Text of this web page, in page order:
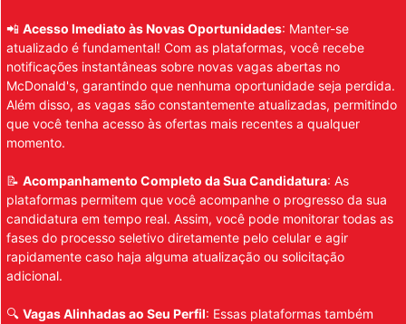
📲 Acesso Imediato às Novas Oportunidades: Manter-se
atualizado é fundamental! Com as plataformas, você recebe
notificações instantâneas sobre novas vagas abertas no
McDonald's, garantindo que nenhuma oportunidade seja perdida.
Além disso, as vagas são constantemente atualizadas, permitindo
que você tenha acesso às ofertas mais recentes a qualquer
momento.
📝 Acompanhamento Completo da Sua Candidatura: As
plataformas permitem que você acompanhe o progresso da sua
candidatura em tempo real. Assim, você pode monitorar todas as
fases do processo seletivo diretamente pelo celular e agir
rapidamente caso haja alguma atualização ou solicitação
adicional.
🔍 Vagas Alinhadas ao Seu Perfil: Essas plataformas também